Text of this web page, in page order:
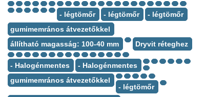
- légtömőr - légtömőr
- légtömőr
gumimemrános átvezetőkkel
állítható magasság: 100-40 mm
Dryvit réteghez
- Halogénmentes
- Halogénmentes
gumimemrános átvezetőkkel
- légtömőr